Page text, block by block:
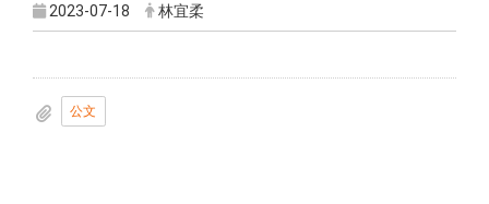
2023-07-18 林宜柔
公文